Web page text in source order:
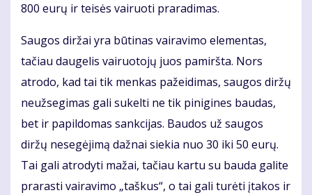
800 eurų ir teisės vairuoti praradimas.
Saugos diržai yra būtinas vairavimo elementas,
tačiau daugelis vairuotojų juos pamiršta. Nors
atrodo, kad tai tik menkas pažeidimas, saugos diržų
neužsegimas gali sukelti ne tik pinigines baudas,
bet ir papildomas sankcijas. Baudos už saugos
diržų nesegėjimą dažnai siekia nuo 30 iki 50 eurų.
Tai gali atrodyti mažai, tačiau kartu su bauda galite
prarasti vairavimo „taškus“, o tai gali turėti įtakos ir